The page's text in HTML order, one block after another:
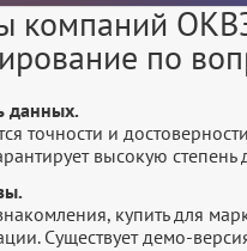
компаний
по
данных.
точности и
высокую
купить для
Существует демо-